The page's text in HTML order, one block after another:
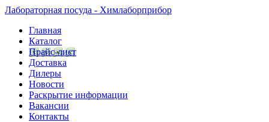
Лабораторная посуда - Химлаборприбор
Главная
Каталог
Прайс-лист
Доставка
Дилеры
Новости
Раскрытие информации
Вакансии
Контакты